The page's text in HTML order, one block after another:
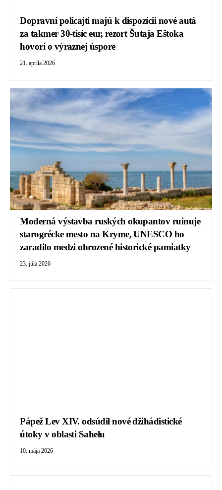
Dopravní policajti majú k dispozícii nové autá
za takmer 30-tisíc eur, rezort Šutaja Eštoka
hovorí o výraznej úspore
21. apríla 2026
Moderná výstavba ruských okupantov ruinuje
starogrécke mesto na Kryme, UNESCO ho
zaradilo medzi ohrozené historické pamiatky
23. júla 2026
Pápež Lev XIV. odsúdil nové džihádistické
útoky v oblasti Sahelu
10. mája 2026